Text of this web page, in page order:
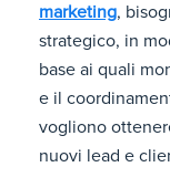
marketing,
strategico, in
base ai quali
e il
vogliono
nuovi lead e